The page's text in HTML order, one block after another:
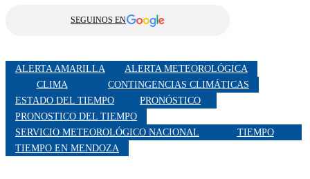
SEGUINOS EN
ALERTA AMARILLA
ALERTA METEOROLÓGICA
CLIMA
CONTINGENCIAS CLIMÁTICAS
ESTADO DEL TIEMPO
PRONÓSTICO
PRONOSTICO DEL TIEMPO
SERVICIO METEOROLÓGICO NACIONAL
TIEMPO
TIEMPO EN MENDOZA